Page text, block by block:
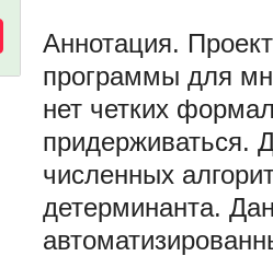
программы для
нет четких
придерживаться.
численных
детерминанта.